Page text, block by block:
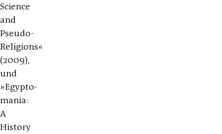
Science
and
Pseudo-
Religions«
(2009),
und
»Egypto­
mania:
A
History